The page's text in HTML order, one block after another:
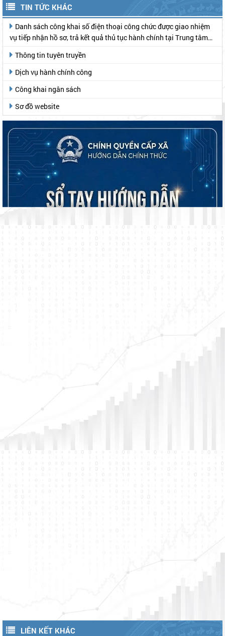
TIN TỨC KHÁC
vụ tiếp nhận hồ sơ, trả kết quả thủ tục hành chính tại Trung tâm
Thông tin tuyên truyền
Dịch vụ hành chính công
Công khai ngân sách
Sơ đồ website
LIÊN KẾT KHÁC